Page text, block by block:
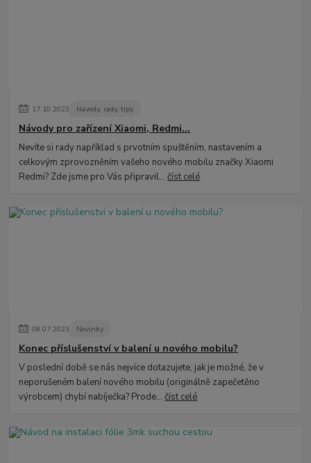
17.10.2023 Návody, rady, tipy
Návody pro zařízení Xiaomi, Redmi...
Nevíte si rady například s prvotním spuštěním, nastavením a
celkovým zprovozněním vašeho nového mobilu značky Xiaomi
Redmi? Zde jsme pro Vás připravil...číst celé
08.07.2023 Novinky
Konec příslušenství v balení u nového mobilu?
V poslední době se nás nejvíce dotazujete, jak je možné, že v
neporušeném balení nového mobilu (originálně zapečetěno
výrobcem) chybí nabíječka? Prode...číst celé